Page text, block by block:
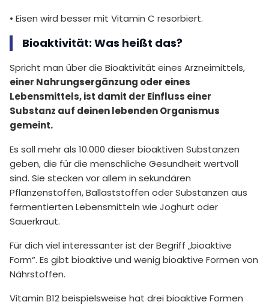
• Eisen wird besser mit Vitamin C resorbiert.
Bioaktivität: Was heißt das?
Spricht man über die Bioaktivität eines Arzneimittels,
einer Nahrungsergänzung oder eines
Lebensmittels, ist damit der Einfluss einer
Substanz auf deinen lebenden Organismus
gemeint.
Es soll mehr als 10.000 dieser bioaktiven Substanzen
geben, die für die menschliche Gesundheit wertvoll
sind. Sie stecken vor allem in sekundären
Pflanzenstoffen, Ballaststoffen oder Substanzen aus
fermentierten Lebensmitteln wie Joghurt oder
Sauerkraut.
Für dich viel interessanter ist der Begriff „bioaktive
Form“. Es gibt bioaktive und wenig bioaktive Formen von
Nährstoffen.
Vitamin B12 beispielsweise hat drei bioaktive Formen